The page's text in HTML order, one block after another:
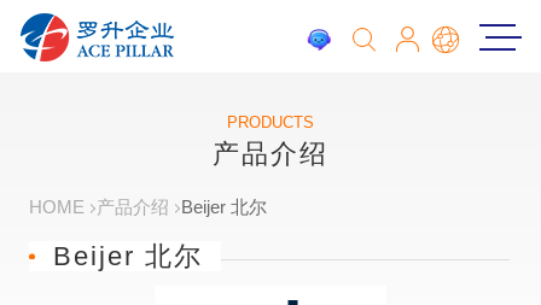
PRODUCTS
产品介绍
HOME 产品介绍 Beijer 北尔
Beijer 北尔